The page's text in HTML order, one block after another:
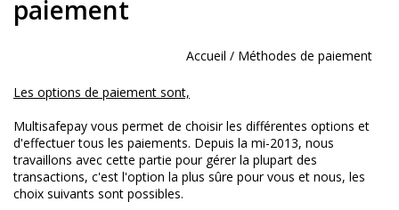
paiement
Accueil / Méthodes de paiement
Les options de paiement sont,
Multisafepay vous permet de choisir les différentes options et
d'effectuer tous les paiements. Depuis la mi-2013, nous
travaillons avec cette partie pour gérer la plupart des
transactions, c'est l'option la plus sûre pour vous et nous, les
choix suivants sont possibles.